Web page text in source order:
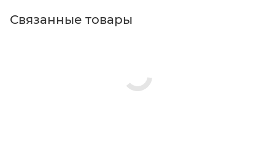
Связанные товары